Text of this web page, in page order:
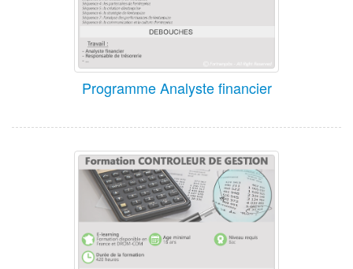
Programme Analyste financier